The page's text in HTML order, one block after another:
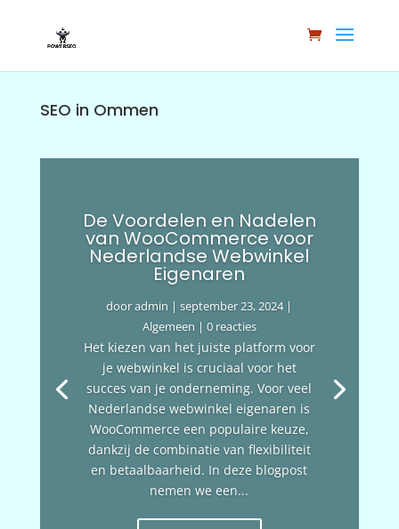
SEO in Ommen
De Voordelen en Nadelen
van WooCommerce voor
Nederlandse Webwinkel
Eigenaren
dooradmin |september 23, 2024|
Algemeen | 0 reacties
Het kiezen van het juiste platform voor
je webwinkel is cruciaal voor het
succes van je onderneming. Voor veel
Nederlandse webwinkel eigenaren is
WooCommerce een populaire keuze,
dankzij de combinatie van flexibiliteit
en betaalbaarheid. In deze blogpost
nemen we een...